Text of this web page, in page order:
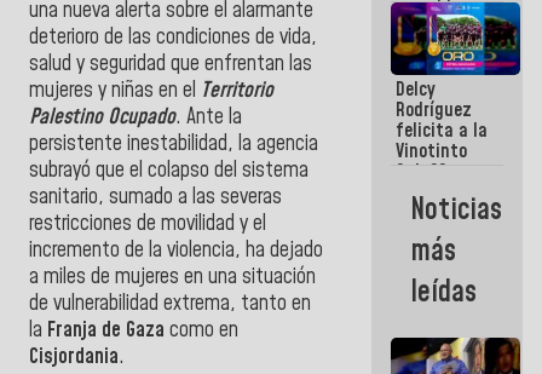
una nueva alerta sobre el alarmante
deterioro de las condiciones de vida,
salud y seguridad que enfrentan las
mujeres y niñas en el Territorio
Palestino Ocupado. Ante la
persistente inestabilidad, la agencia
subrayó que el colapso del sistema
sanitario, sumado a las severas
restricciones de movilidad y el
incremento de la violencia, ha dejado
a miles de mujeres en una situación
de vulnerabilidad extrema, tanto en
la Franja de Gaza como en
Cisjordania.
restableceremos
las
operaciones
en el
Aeropuerto
Internacional
de
Maiquetía
Delcy
Rodríguez
felicita a la
Vinotinto
Sub 20
campeona
frente
México Sub
23 en los
Centroamericanos
Noticias
más
leídas